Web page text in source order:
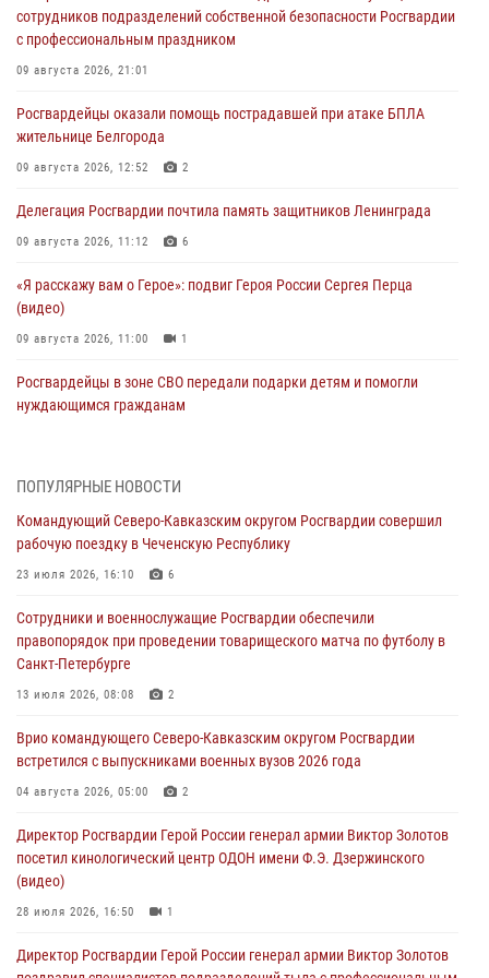
сотрудников подразделений собственной безопасности Росгвардии
с профессиональным праздником
09 августа 2026, 21:01
Росгвардейцы оказали помощь пострадавшей при атаке БПЛА
жительнице Белгорода
09 августа 2026, 12:52 2
Делегация Росгвардии почтила память защитников Ленинграда
09 августа 2026, 11:12 6
«Я расскажу вам о Герое»: подвиг Героя России Сергея Перца
(видео)
09 августа 2026, 11:00 1
Росгвардейцы в зоне СВО передали подарки детям и помогли
нуждающимся гражданам
В Чеченской Республике пожарные расчеты Росгвардии и МЧС
09 августа 2026, 08:00
В Центральных регионах России продолжается ведомственная
09 августа 2026, 08:00
Лучшие футбольные команды Южного округа Росгвардии
определили на Кубани
В Кузбассе росгвардейцы помогли вернуть горожанке пропавшую
мать
ПОПУЛЯРНЫЕ НОВОСТИ
Командующий Северо-Кавказским округом Росгвардии совершил
рабочую поездку в Чеченскую Республику
23 июля 2026, 16:10 6
Сотрудники и военнослужащие Росгвардии обеспечили
правопорядок при проведении товарищеского матча по футболу в
Санкт-Петербурге
13 июля 2026, 08:08 2
Врио командующего Северо-Кавказским округом Росгвардии
встретился с выпускниками военных вузов 2026 года
04 августа 2026, 05:00 2
Директор Росгвардии Герой России генерал армии Виктор Золотов
посетил кинологический центр ОДОН имени Ф.Э. Дзержинского
(видео)
28 июля 2026, 16:50 1
Директор Росгвардии Герой России генерал армии Виктор Золотов